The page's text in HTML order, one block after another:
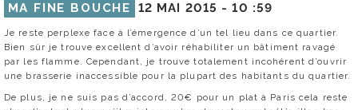
MA FINE BOUCHE 12 MAI 2015 -10 :59
Je reste perplexe face à l’émergence d’un tel lieu dans ce quartier.
Bien sûr je trouve excellent d’avoir réhabiliter un bâtiment ravagé
par les flamme. Cependant, je trouve totalement incohérent d’ouvrir
une brasserie inaccessible pour la plupart des habitants du quartier.
De plus, je ne suis pas d’accord, 20€ pour un plat à Paris cela reste